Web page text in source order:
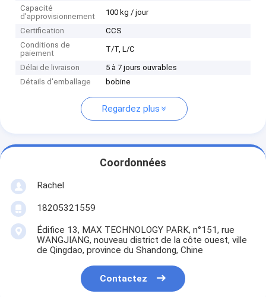
Capacité
d'approvisionnement
100 kg / jour
Certification
CCS
Conditions de
paiement
T/T, L/C
Délai de livraison
5 à 7 jours ouvrables
Détails d'emballage
bobine
Regardez plus
Coordonnées
Rachel
18205321559
Édifice 13, MAX TECHNOLOGY PARK, n°151, rue
WANGJIANG, nouveau district de la côte ouest, ville
de Qingdao, province du Shandong, Chine
Contactez